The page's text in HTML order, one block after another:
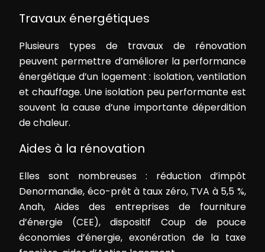
Travaux énergétiques
Plusieurs types de travaux de rénovation
peuvent permettre d’améliorer la performance
énergétique d’un logement : isolation, ventilation
et chauffage. Une isolation peu performante est
souvent la cause d’une importante déperdition
de chaleur.
Aides à la rénovation
Elles sont nombreuses : réduction d’impôt
Denormandie, éco-prêt à taux zéro, TVA à 5,5 %,
Anah, Aides des entreprises de fourniture
d’énergie (CEE), dispositif Coup de pouce
économies d’énergie, exonération de la taxe